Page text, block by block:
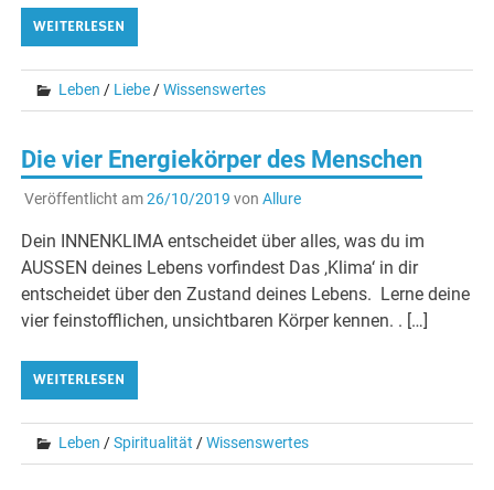
WEITERLESEN
Leben / Liebe/Wissenswertes
Die vier Energiekörper des Menschen
Veröffentlicht am26/10/2019 von Allure
Dein INNENKLIMA entscheidet über alles, was du im
AUSSEN deines Lebens vorfindest Das ‚Klima‘ in dir
entscheidet über den Zustand deines Lebens. Lerne deine
vier feinstofflichen, unsichtbaren Körper kennen. . […]
WEITERLESEN
Leben /Spiritualität /Wissenswertes